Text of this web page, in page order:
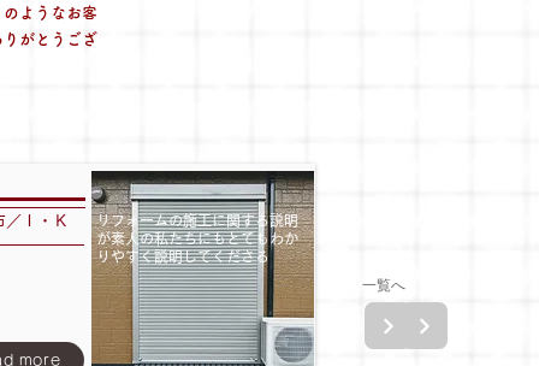
ような お客
りがとうござ
／Ｉ・Ｋ
more
リフォームの施工に関する説明
が素人の私たちにもとてもわか
りやすく説明してくださる
一覧へ